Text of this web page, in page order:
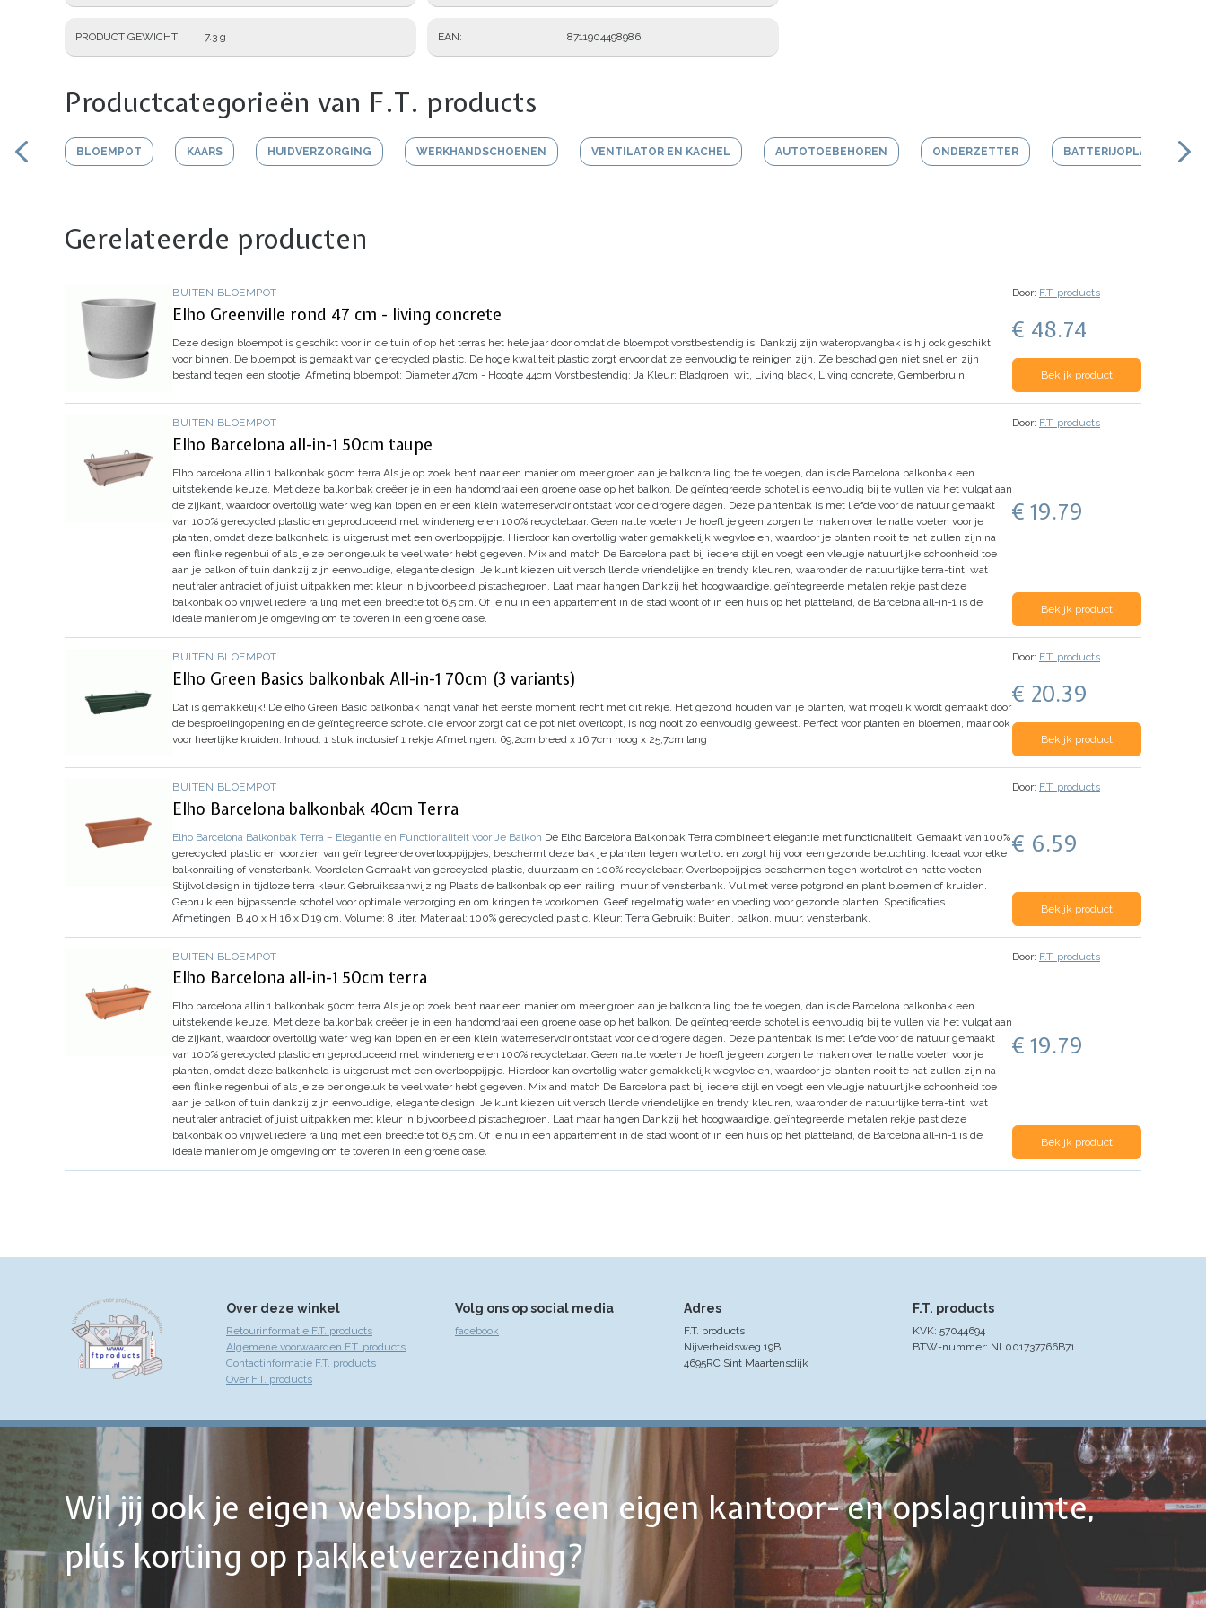
PRODUCT GEWICHT 7.3 g EAN 8711904498986
Productcategorieën van F.T. products
BLOEMPOT KAARS HUIDVERZORGING WERKHANDSCHOENEN VENTILATOR EN KACHEL AUTOTOEBEHOREN ONDERZETTER BATTERIJOPLADER
Gerelateerde producten
BUITEN BLOEMPOT
Elho Greenville rond 47 cm - living concrete
Deze design bloempot is geschikt voor in de tuin of op het terras het hele jaar door omdat de bloempot vorstbestendig is. Dankzij zijn wateropvangbak is hij ook geschikt
voor binnen. De bloempot is gemaakt van gerecycled plastic. De hoge kwaliteit plastic zorgt ervoor dat ze eenvoudig te reinigen zijn. Ze beschadigen niet snel en zijn
bestand tegen een stootje. Afmeting bloempot: Diameter 47cm - Hoogte 44cm Vorstbestendig: Ja Kleur: Bladgroen, wit, Living black, Living concrete, Gemberbruin
Door: F.T. products
€ 48.74
Bekijk product
BUITEN BLOEMPOT
Elho Barcelona all-in-1 50cm taupe
Elho barcelona allin 1 balkonbak 50cm terra Als je op zoek bent naar een manier om meer groen aan je balkonrailing toe te voegen, dan is de Barcelona balkonbak een
uitstekende keuze. Met deze balkonbak creëer je in een handomdraai een groene oase op het balkon. De geïntegreerde schotel is eenvoudig bij te vullen via het vulgat aan
de zijkant, waardoor overtollig water weg kan lopen en er een klein waterreservoir ontstaat voor de drogere dagen. Deze plantenbak is met liefde voor de natuur gemaakt
van 100% gerecycled plastic en geproduceerd met windenergie en 100% recyclebaar. Geen natte voeten Je hoeft je geen zorgen te maken over te natte voeten voor je
planten, omdat deze balkonheld is uitgerust met een overlooppijpje. Hierdoor kan overtollig water gemakkelijk wegvloeien, waardoor je planten nooit te nat zullen zijn na
een flinke regenbui of als je ze per ongeluk te veel water hebt gegeven. Mix and match De Barcelona past bij iedere stijl en voegt een vleugje natuurlijke schoonheid toe
aan je balkon of tuin dankzij zijn eenvoudige, elegante design. Je kunt kiezen uit verschillende vriendelijke en trendy kleuren, waaronder de natuurlijke terra-tint, wat
neutraler antraciet of juist uitpakken met kleur in bijvoorbeeld pistachegroen. Laat maar hangen Dankzij het hoogwaardige, geïntegreerde metalen rekje past deze
balkonbak op vrijwel iedere railing met een breedte tot 6,5 cm. Of je nu in een appartement in de stad woont of in een huis op het platteland, de Barcelona all-in-1 is de
ideale manier om je omgeving om te toveren in een groene oase.
Door: F.T. products
€ 19.79
Bekijk product
BUITEN BLOEMPOT
Elho Green Basics balkonbak All-in-1 70cm (3 variants)
Dat is gemakkelijk! De elho Green Basic balkonbak hangt vanaf het eerste moment recht met dit rekje. Het gezond houden van je planten, wat mogelijk wordt gemaakt door
de besproeiingopening en de geïntegreerde schotel die ervoor zorgt dat de pot niet overloopt, is nog nooit zo eenvoudig geweest. Perfect voor planten en bloemen, maar ook
voor heerlijke kruiden. Inhoud: 1 stuk inclusief 1 rekje Afmetingen: 69,2cm breed x 16,7cm hoog x 25,7cm lang
Door: F.T. products
€ 20.39
Bekijk product
BUITEN BLOEMPOT
Elho Barcelona balkonbak 40cm Terra
Elho Barcelona Balkonbak Terra – Elegantie en Functionaliteit voor Je Balkon De Elho Barcelona Balkonbak Terra combineert elegantie met functionaliteit. Gemaakt van 100%
gerecycled plastic en voorzien van geïntegreerde overlooppijpjes, beschermt deze bak je planten tegen wortelrot en zorgt hij voor een gezonde beluchting. Ideaal voor elke
balkonrailing of vensterbank. Voordelen Gemaakt van gerecycled plastic, duurzaam en 100% recyclebaar. Overlooppijpjes beschermen tegen wortelrot en natte voeten.
Stijlvol design in tijdloze terra kleur. Gebruiksaanwijzing Plaats de balkonbak op een railing, muur of vensterbank. Vul met verse potgrond en plant bloemen of kruiden.
Gebruik een bijpassende schotel voor optimale verzorging en om kringen te voorkomen. Geef regelmatig water en voeding voor gezonde planten. Specificaties
Afmetingen: B 40 x H 16 x D 19 cm. Volume: 8 liter. Materiaal: 100% gerecycled plastic. Kleur: Terra Gebruik: Buiten, balkon, muur, vensterbank.
Door: F.T. products
€ 6.59
Bekijk product
BUITEN BLOEMPOT
Elho Barcelona all-in-1 50cm terra
Elho barcelona allin 1 balkonbak 50cm terra Als je op zoek bent naar een manier om meer groen aan je balkonrailing toe te voegen, dan is de Barcelona balkonbak een
uitstekende keuze. Met deze balkonbak creëer je in een handomdraai een groene oase op het balkon. De geïntegreerde schotel is eenvoudig bij te vullen via het vulgat aan
de zijkant, waardoor overtollig water weg kan lopen en er een klein waterreservoir ontstaat voor de drogere dagen. Deze plantenbak is met liefde voor de natuur gemaakt
van 100% gerecycled plastic en geproduceerd met windenergie en 100% recyclebaar. Geen natte voeten Je hoeft je geen zorgen te maken over te natte voeten voor je
planten, omdat deze balkonheld is uitgerust met een overlooppijpje. Hierdoor kan overtollig water gemakkelijk wegvloeien, waardoor je planten nooit te nat zullen zijn na
een flinke regenbui of als je ze per ongeluk te veel water hebt gegeven. Mix and match De Barcelona past bij iedere stijl en voegt een vleugje natuurlijke schoonheid toe
aan je balkon of tuin dankzij zijn eenvoudige, elegante design. Je kunt kiezen uit verschillende vriendelijke en trendy kleuren, waaronder de natuurlijke terra-tint, wat
neutraler antraciet of juist uitpakken met kleur in bijvoorbeeld pistachegroen. Laat maar hangen Dankzij het hoogwaardige, geïntegreerde metalen rekje past deze
balkonbak op vrijwel iedere railing met een breedte tot 6,5 cm. Of je nu in een appartement in de stad woont of in een huis op het platteland, de Barcelona all-in-1 is de
ideale manier om je omgeving om te toveren in een groene oase.
Door: F.T. products
€ 19.79
Bekijk product
Over deze winkel
Retourinformatie F.T. products
Algemene voorwaarden F.T. products
Contactinformatie F.T. products
Over F.T. products
Volg ons op social media
facebook
Adres
F.T. products
Nijverheidsweg 19B
4695RC Sint Maartensdijk
F.T. products
KVK: 57044694
BTW-nummer: NL001737766B71
Wil jij ook je eigen webshop, plús een eigen kantoor- en opslagruimte,
plús korting op pakketverzending?